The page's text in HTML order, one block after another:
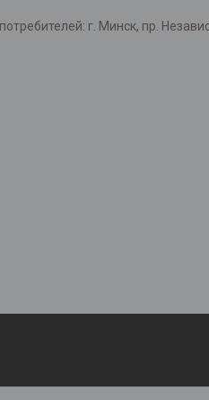
г. Минск, пр.